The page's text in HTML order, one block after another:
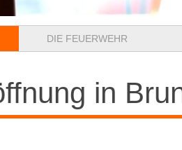
DIE FEUERWEHR
in